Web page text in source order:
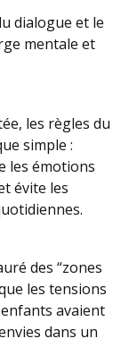
dialogue et le
mentale et
les règles du
simple :
les émotions
évite les
des “zones
les tensions
avaient
dans un